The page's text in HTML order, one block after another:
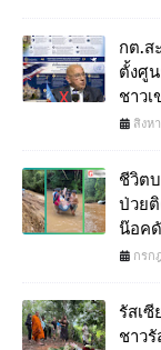
กต.ส
ตั้งศู
ชาว
สิงห
ชีวิต
ป่วย
น๊อค
กรก
รัสเ
ชาวรั